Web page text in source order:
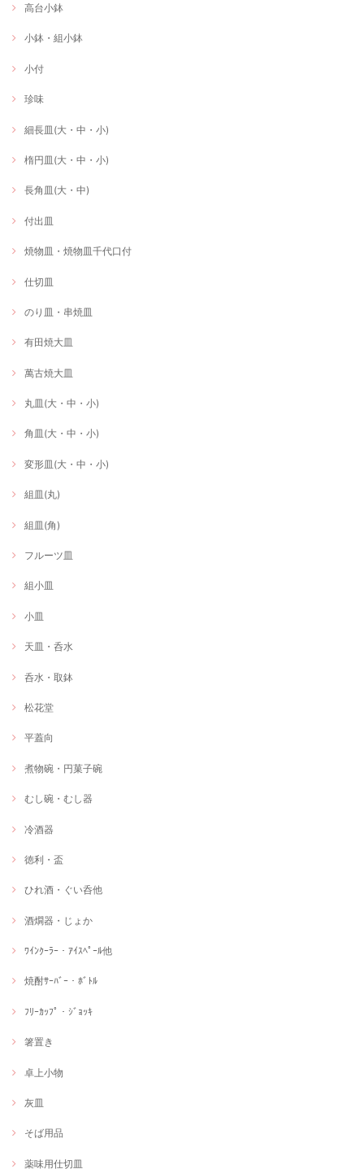
高台小鉢
小鉢・組小鉢
小付
珍味
細長皿(大・中・小)
楕円皿(大・中・小)
長角皿(大・中)
付出皿
焼物皿・焼物皿千代口付
仕切皿
のり皿・串焼皿
有田焼大皿
萬古焼大皿
丸皿(大・中・小)
角皿(大・中・小)
変形皿(大・中・小)
組皿(丸)
組皿(角)
フルーツ皿
組小皿
小皿
天皿・呑水
呑水・取鉢
松花堂
平蓋向
煮物碗・円菓子碗
むし碗・むし器
冷酒器
徳利・盃
ひれ酒・ぐい呑他
酒燗器・じょか
ﾜｲﾝｸｰﾗｰ・ｱｲｽﾍﾟｰﾙ他
焼酎ｻｰﾊﾞｰ・ﾎﾞﾄﾙ
ﾌﾘｰｶｯﾌﾟ・ｼﾞｮｯｷ
箸置き
卓上小物
灰皿
そば用品
薬味用仕切皿